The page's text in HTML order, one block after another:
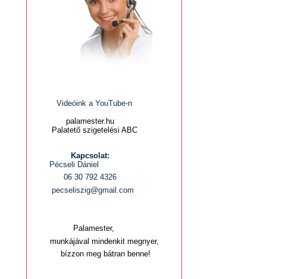
Videóink a YouTube-n
palamester.hu
Palatető szigetelési ABC
Kapcsolat:
Pécseli Dániel
06 30 792 4326
pecseliszig@gmail.com
Palamester,
munkájával mindenkit megnyer,
bízzon meg bátran benne!